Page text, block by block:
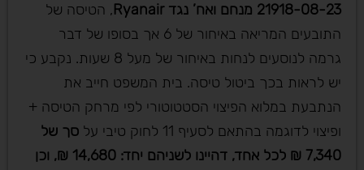
21918-08-23 מנחם ואח’ נגד
Ryanair, הטיסה של
התובעים המריאה באיחור של 6 אך בסופו של דבר
גרמה לנוסעים לנחות באיחור של מעל 8 שעות. נקבע כי
יש לראות בכך ביטול טיסה. בית המשפט חייב את
הנתבעת במלוא הפיצוי הסטטוטורי לפי מרחק הטיסה +
ופיצוי לדוגמה בהתאם לסעיף 11 לחוק טיבי על
סך של
7,340 ₪ לכל אחד, דהיינו לשניהם יחד: 14,680 ₪, וכן